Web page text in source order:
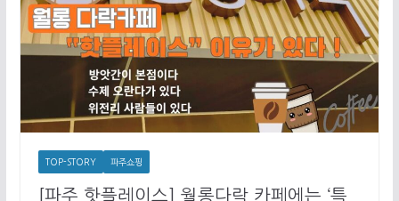
TOP-STORY 파주쇼핑
[파주 핫플레이스] 월롱다락 카페에는 ‘특